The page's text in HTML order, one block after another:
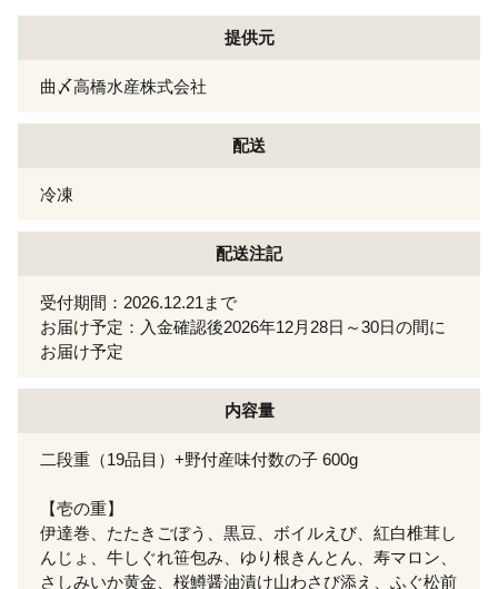
提供元
曲〆高橋水産株式会社
配送
冷凍
配送注記
受付期間：2026.12.21まで
お届け予定：入金確認後2026年12月28日～30日の間に
お届け予定
内容量
二段重（19品目）+野付産味付数の子 600g
【壱の重】
伊達巻、たたきごぼう、黒豆、ボイルえび、紅白椎茸し
んじょ、牛しぐれ笹包み、ゆり根きんとん、寿マロン、
さしみいか黄金、桜鱒醤油漬け山わさび添え、ふぐ松前